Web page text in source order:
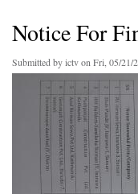
Notice For
Submitted byictvon Fri, 05/21/